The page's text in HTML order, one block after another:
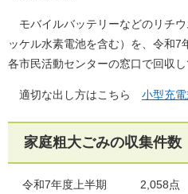
モバイルバッテリーなどのリチ
ッケル水素電池を含む）を、令和7
各市民活動センターの窓口で回収し
適切な出し方はこちら 小型充
家庭粗大ごみの収集件数
令和7年度上半期 2,058